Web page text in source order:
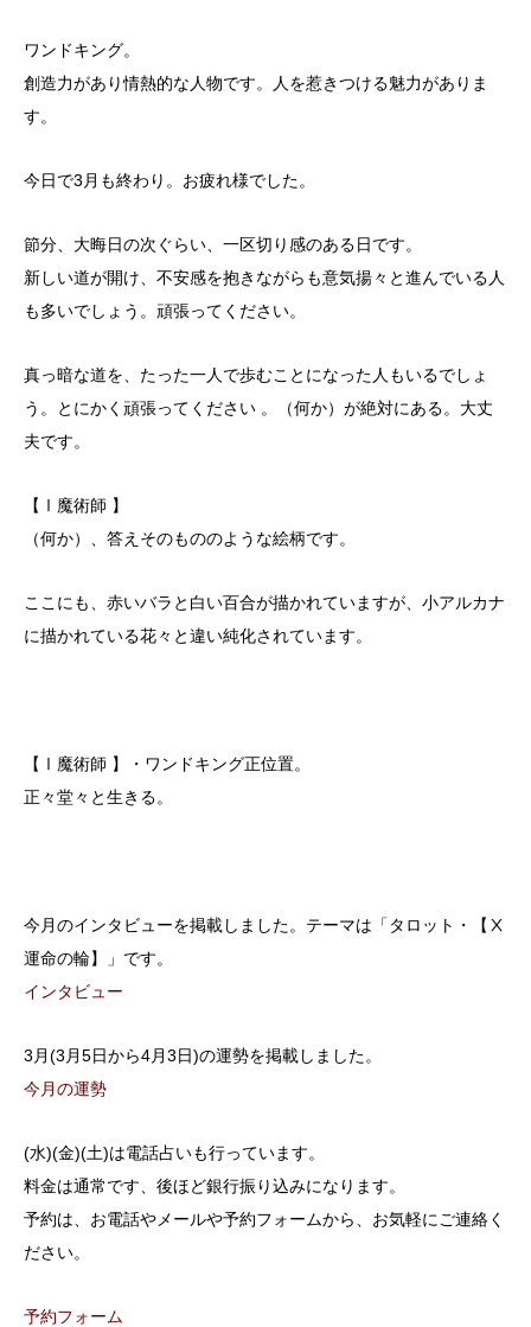
ワンドキング。
創造力があり情熱的な人物です。人を惹きつける魅力がありま
す。
今日で3月も終わり。お疲れ様でした。
節分、大晦日の次ぐらい、一区切り感のある日です。
新しい道が開け、不安感を抱きながらも意気揚々と進んでいる人
も多いでしょう。頑張ってください。
真っ暗な道を、たった一人で歩むことになった人もいるでしょ
う。とにかく頑張ってください 。（何か）が絶対にある。大丈
夫です。
【Ⅰ魔術師 】
（何か）、答えそのもののような絵柄です。
ここにも、赤いバラと白い百合が描かれていますが、小アルカナ
に描かれている花々と違い純化されています。
【Ⅰ魔術師 】・ワンドキング正位置。
正々堂々と生きる。
今月のインタビューを掲載しました。テーマは「タロット・【Ⅹ
運命の輪】」です。
インタビュー
3月(3月5日から4月3日)の運勢を掲載しました。
今月の運勢
(水)(金)(土)は電話占いも行っています。
料金は通常です、後ほど銀行振り込みになります。
予約は、お電話やメールや予約フォームから、お気軽にご連絡く
ださい。
予約フォーム